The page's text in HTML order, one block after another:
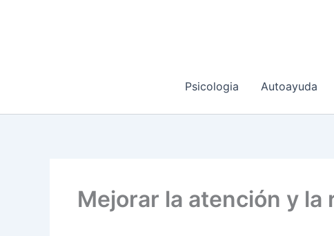
Psicologia Autoayuda
Mejorar la atención y